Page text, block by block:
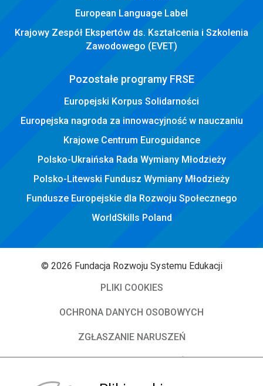
European Language Label
Krajowy Zespół Ekspertów ds. Kształcenia i Szkolenia
Zawodowego (EVET)
Pozostałe programy FRSE
Europejski Korpus Solidarności
Europejska nagroda za innowacyjność w nauczaniu
Krajowe Centrum Euroguidance
Polsko-Ukraińska Rada Wymiany Młodzieży
Polsko-Litewski Fundusz Wymiany Młodzieży
Fundusze Europejskie dla Rozwoju Społecznego
WorldSkills Poland
© 2026 Fundacja Rozwoju Systemu Edukacji
PLIKI COOKIES
OCHRONA DANYCH OSOBOWYCH
ZGŁASZANIE NARUSZEŃ
DEKLARACJA DOSTĘPNOŚCI